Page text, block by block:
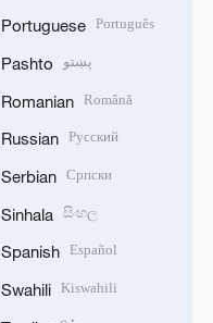
Portuguese Português
Pashto پښتو
Romanian Română
Russian Русский
Serbian Српски
Sinhala සිංහල
Spanish Español
Swahili Kiswahili